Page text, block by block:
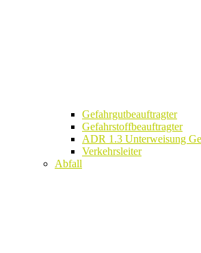
Gefahrgutbeauftragter
Gefahrstoffbeauftragter
ADR 1.3 Unterweisung
Verkehrsleiter
Abfall